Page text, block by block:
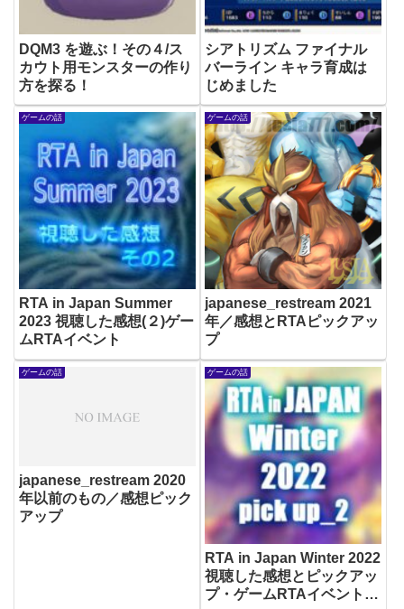
DQM3 を遊ぶ！その４/ス
カウト用モンスターの作り
方を探る！
シアトリズム ファイナル
バーライン キャラ育成は
じめました
ゲームの話
RTA in Japan Summer
2023 視聴した感想(２)ゲー
ムRTAイベント
ゲームの話
japanese_restream 2021
年／感想とRTAピックアッ
プ
ゲームの話
japanese_restream 2020
年以前のもの／感想ピック
アップ
ゲームの話
RTA in Japan Winter 2022
視聴した感想とピックアッ
プ・ゲームRTAイベント